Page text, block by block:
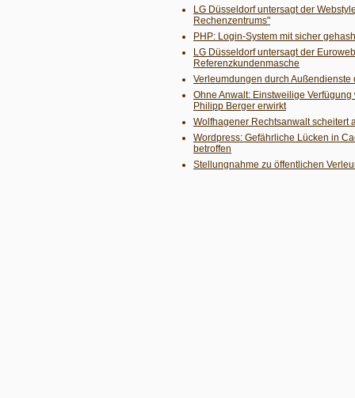
LG Düsseldorf untersagt der
Rechenzentrums"
PHP: Login-System mit sicher
LG Düsseldorf untersagt der
Referenzkundenmasche
Verleumdungen durch
Ohne Anwalt: Einstweilige
Philipp Berger erwirkt
Wolfhagener Rechtsanwalt scheitert
Wordpress: Gefährliche Lücken in
betroffen
Stellungnahme zu öffentlichen